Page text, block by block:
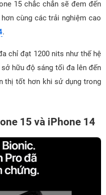
15 chắc chắn sẽ đem đến
cùng các trải nghiệm cao
.
chỉ đạt 1200 nits như thế hệ
hữu độ sáng tối đa lên đến
thị tốt hơn khi sử dụng trong
15 và iPhone 14